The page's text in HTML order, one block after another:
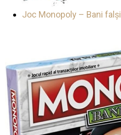
Joc Monopoly – Bani falși